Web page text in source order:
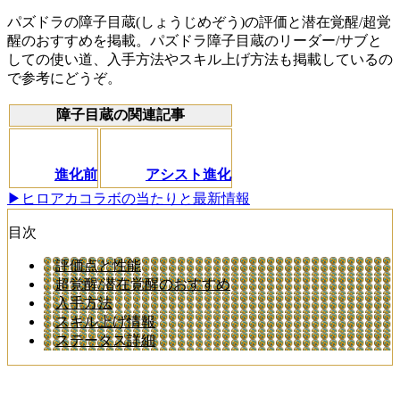
パズドラの障子目蔵(しょうじめぞう)の評価と潜在覚醒/超覚
醒のおすすめを掲載。パズドラ障子目蔵のリーダー/サブと
しての使い道、入手方法やスキル上げ方法も掲載しているの
で参考にどうぞ。
障子目蔵の関連記事
進化前
アシスト進化
▶ヒロアカコラボの当たりと最新情報
目次
評価点と性能
超覚醒/潜在覚醒のおすすめ
入手方法
スキル上げ情報
ステータス詳細